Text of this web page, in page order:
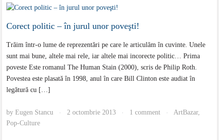
Corect politic – în jurul unor poveşti!
Trăim într-o lume de reprezentări pe care le articulăm în cuvinte. Unele
sunt mai bune, altele mai rele, iar altele mai incorecte politic… Prima
poveste Este romanul The Human Stain (2000), scris de Philip Roth.
Povestea este plasată în 1998, anul în care Bill Clinton este audiat în
legătură cu […]
byEugen Stancu · 2 octombrie 2013 · 1 comment · ArtBazar,
Pop-Culture